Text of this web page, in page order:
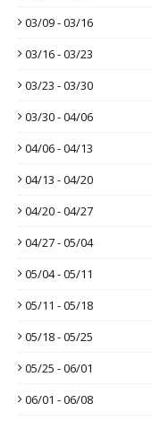
03/09 - 03/16
03/16 - 03/23
03/23 - 03/30
03/30 - 04/06
04/06 - 04/13
04/13 - 04/20
04/20 - 04/27
04/27 - 05/04
05/04 - 05/11
05/11 - 05/18
05/18 - 05/25
05/25 - 06/01
06/01 - 06/08